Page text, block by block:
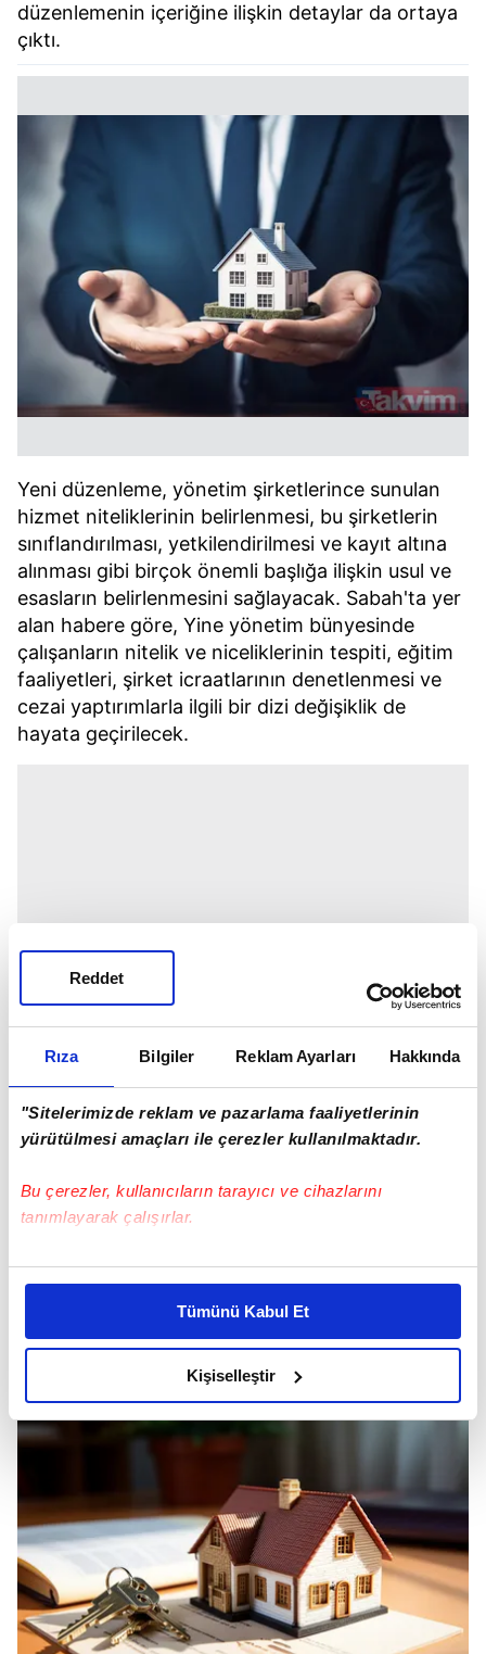
Rıza Bilgiler Reklam Ayarları Hakkında
"Sitelerimizde reklam ve pazarlama faaliyetlerinin
yürütülmesi amaçları ile çerezler kullanılmaktadır.
Bu çerezler, kullanıcıların tarayıcı ve cihazlarını
tanımlayarak çalışırlar.
Bu çerezlere izin vermeniz halinde sizlere özel
daha iyi reklam deneyimi yaşatabiliriz. Bunu yaparken
amacımızın size daha iyi bir reklam deneyimi sunmak
olduğunu ve sizlere en iyi içerikleri sunabilmek adına
elimizden gelen çabayı gösterdiğimizi ve bu noktada,
reklamların maliyetlerimizi karşılamak noktasında tek gelir
kalemimiz olduğunu sizlere hatırlatmak isteriz.
Her halükârda, kullanıcılar, bu çerezlere izin vermedikleri
takdirde, kullanıcılara hedefli reklamlar
gösterilmeyecektir."
Sizlere daha iyi bir hizmet sunabilmek için İnternet
Sitemizde kendimize ve üçüncü kişilere ait çerezler
Tümünü Kabul Et
Kişiselleştir
Reddet
düzenlemenin içeriğine ilişkin detaylar da ortaya
çıktı.
Yeni düzenleme, yönetim şirketlerince sunulan
hizmet niteliklerinin belirlenmesi, bu şirketlerin
sınıflandırılması, yetkilendirilmesi ve kayıt altına
alınması gibi birçok önemli başlığa ilişkin usul ve
esasların belirlenmesini sağlayacak. Sabah'ta yer
alan habere göre, Yine yönetim bünyesinde
çalışanların nitelik ve niceliklerinin tespiti, eğitim
faaliyetleri, şirket icraatlarının denetlenmesi ve
cezai yaptırımlarla ilgili bir dizi değişiklik de
hayata geçirilecek.